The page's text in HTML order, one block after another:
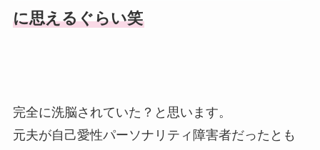
に思えるぐらい笑
完全に洗脳されていた？と思います。
元夫が自己愛性パーソナリティ障害者だったとも